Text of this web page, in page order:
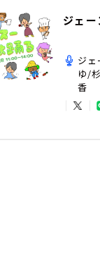
ジェー
ジェ
ゆ/
香